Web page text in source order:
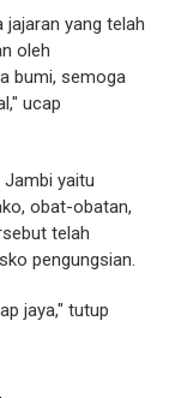
yang telah
oleh
bumi, semoga
ucap
Jambi yaitu
obat-obatan,
telah
pengungsian.
jaya," tutup